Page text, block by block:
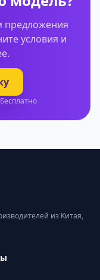
предложения
условия и
из Китая,